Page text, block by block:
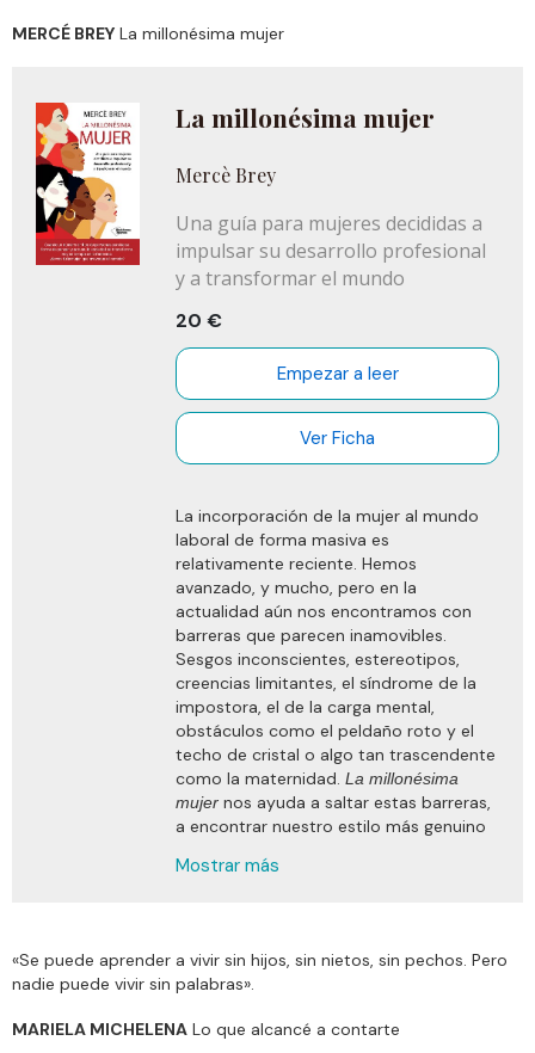
MERCÉ BREY La millonésima mujer
La millonésima mujer
Mercè Brey
Una guía para mujeres decididas a
impulsar su desarrollo profesional
y a transformar el mundo
20 €
Empezar a leer
Ver Ficha
La incorporación de la mujer al mundo
laboral de forma masiva es
relativamente reciente. Hemos
avanzado, y mucho, pero en la
actualidad aún nos encontramos con
barreras que parecen inamovibles.
Sesgos inconscientes, estereotipos,
creencias limitantes, el síndrome de la
impostora, el de la carga mental,
obstáculos como el peldaño roto y el
techo de cristal o algo tan trascendente
como la maternidad. La millonésima
mujer nos ayuda a saltar estas barreras,
a encontrar nuestro estilo más genuino
nuestra propia voz, a desvelar nuestra
experta en diversidad y liderazgo, el
mundo actual necesita de manera
etapa, una en la que lo femenino tenga
Mostrar más
«Se puede aprender a vivir sin hijos, sin nietos, sin pechos. Pero
nadie puede vivir sin palabras».
MARIELA MICHELENA Lo que alcancé a contarte